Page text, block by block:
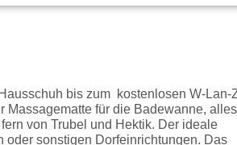
bis zum kostenlosen W-Lan-
Massagematte für die Badewanne, alles
von Trubel und Hektik. Der ideale
oder sonstigen Dorfeinrichtungen. Das